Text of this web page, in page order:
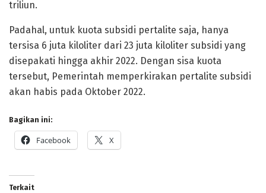
triliun.
Padahal, untuk kuota subsidi pertalite saja, hanya
tersisa 6 juta kiloliter dari 23 juta kiloliter subsidi yang
disepakati hingga akhir 2022. Dengan sisa kuota
tersebut, Pemerintah memperkirakan pertalite subsidi
akan habis pada Oktober 2022.
Bagikan ini:
Facebook X
Terkait